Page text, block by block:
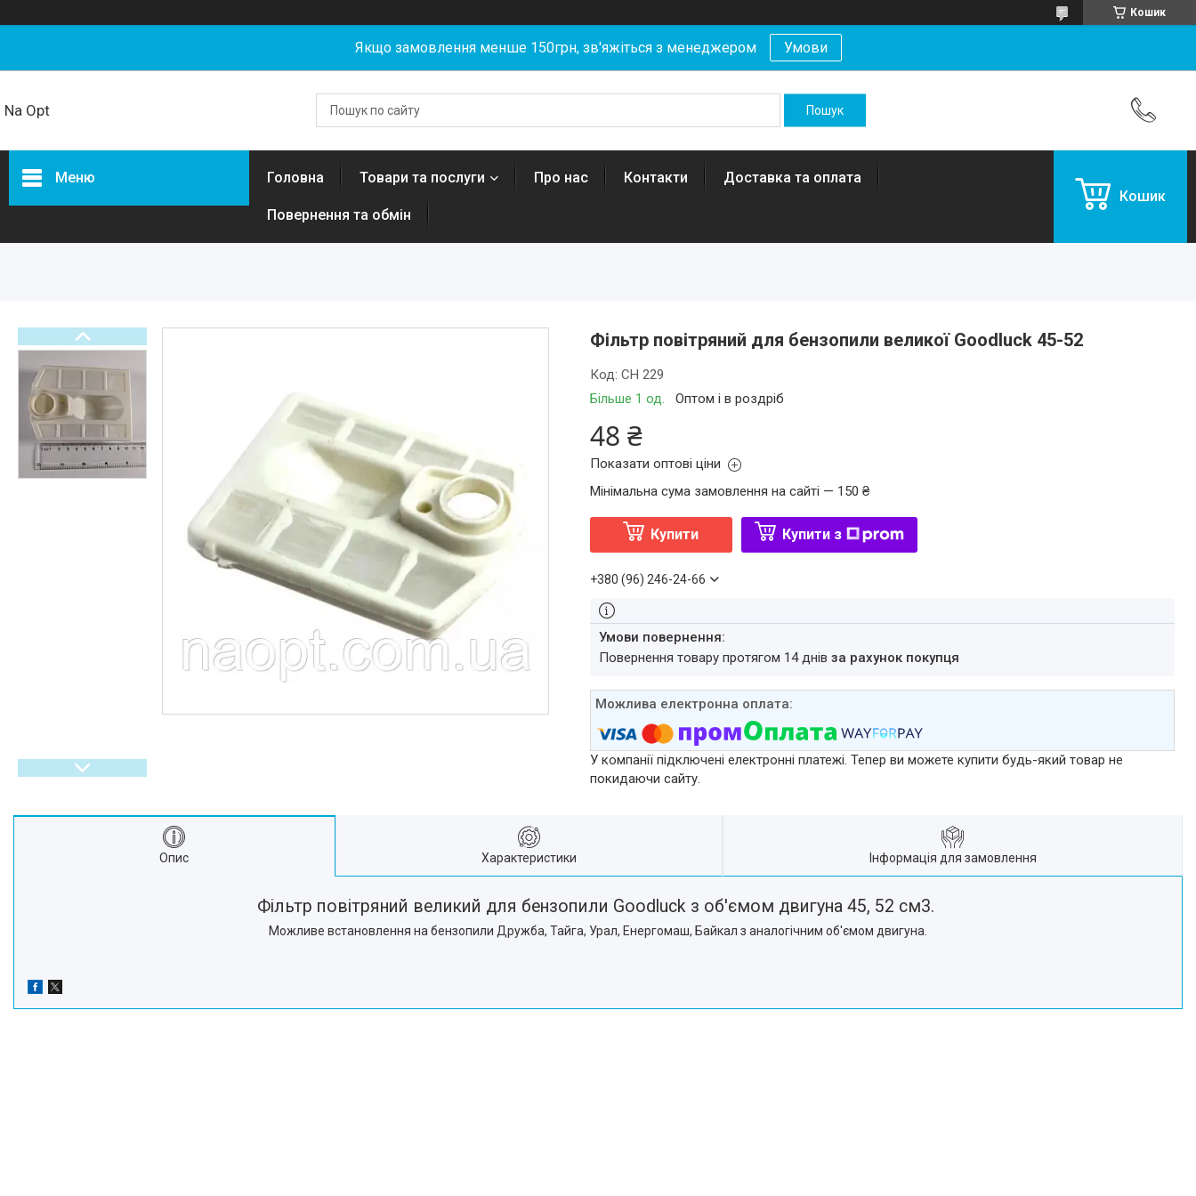
Кошик
Якщо замовлення менше 150грн, зв'яжіться з менеджером Умови
Na Opt
Меню
Риболовля
Бензозапчастини
Запчастини та комплектуючі
для електротехніки, самокатів,
гіроббордів, E-Bike.
Велосипеди,
Електровелосипеди Самокати
Електросамокати
Велозапчастини. Велодетали.
покришки. Вело камери. Вело
багажники. Вело світло.
Покришки і камери на дитячі
М'які іграшки
Головна Товари та послуги Про нас Контакти Доставка та оплата
Повернення та обмін
Кошик
Фільтр повітряний для бензопили великої Goodluck 45-52
Більше 1 од. Оптом і в роздріб
Код: CH 229
48 ₴
Показати оптові ціни
Мінімальна сума замовлення на сайті — 150 ₴
Купити Купити з
+380 (96) 246-24-66
повернення товару протягом 14 днів за рахунок покупця
У компанії підключені електронні платежі. Тепер ви можете купити будь-який товар не
покидаючи сайту.
Опис Характеристики Інформація для замовлення
Фільтр повітряний великий для бензопили Goodluck з об'ємом двигуна 45, 52 см3.
Можливе встановлення на бензопили Дружба, Тайга, Урал, Енергомаш, Байкал з аналогічним об'ємом двигуна.